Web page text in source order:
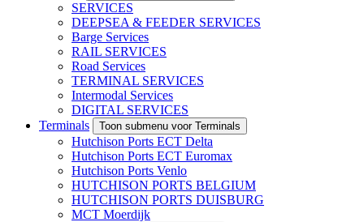
SERVICES
DEEPSEA & FEEDER SERVICES
Barge Services
RAIL SERVICES
Road Services
TERMINAL SERVICES
Intermodal Services
DIGITAL SERVICES
Terminals
Toon submenu voor Terminals
Hutchison Ports ECT Delta
Hutchison Ports ECT Euromax
Hutchison Ports Venlo
HUTCHISON PORTS BELGIUM
HUTCHISON PORTS DUISBURG
MCT Moerdijk